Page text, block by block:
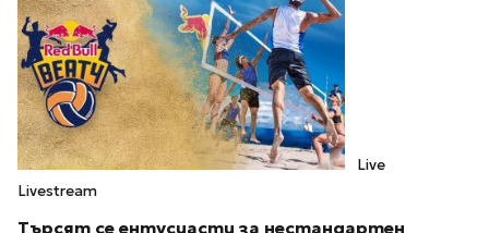
Live
Livestream
Търсят се ентусиасти за нестандартен